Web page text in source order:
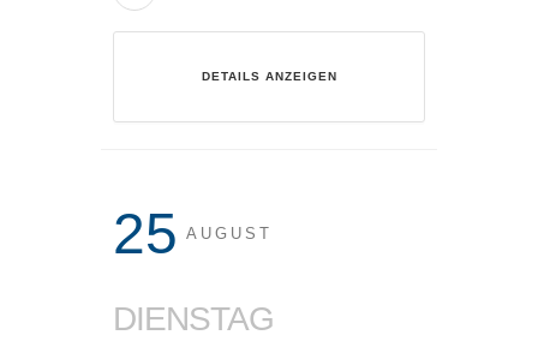
DETAILS ANZEIGEN
25 AUGUST
DIENSTAG